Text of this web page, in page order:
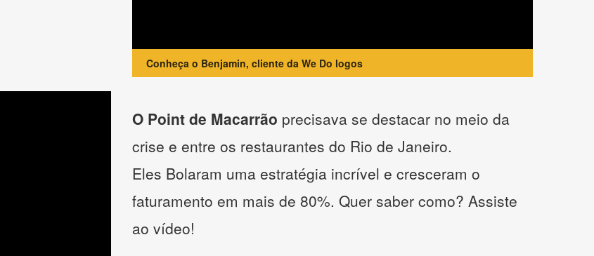
Conheça o Benjamin, cliente da We Do logos
O Point de Macarrão precisava se destacar no meio da
crise e entre os restaurantes do Rio de Janeiro.
Eles Bolaram uma estratégia incrível e cresceram o
faturamento em mais de 80%. Quer saber como? Assiste
ao vídeo!